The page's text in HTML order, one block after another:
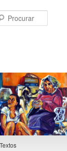
Textos